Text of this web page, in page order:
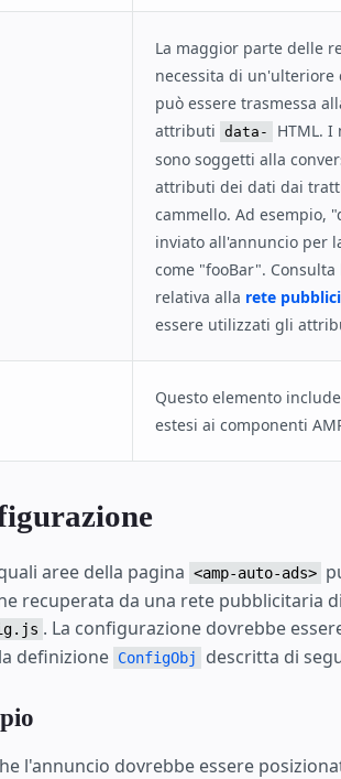
La maggior parte delle
necessita di un'ulteriore
può essere trasmessa
attributi data-
HTML.
sono soggetti alla
attributi dei dati dai
cammello. Ad esempio,
inviato all'annuncio per
come "fooBar".
relativa alla rete
essere utilizzati gli
Questo elemento include
estesi ai componenti
aree della pagina <amp-auto-ads>
recuperata da una rete pubblicitaria
. La configurazione dovrebbe
definizione ConfigObj descritta di
l'annuncio dovrebbe essere